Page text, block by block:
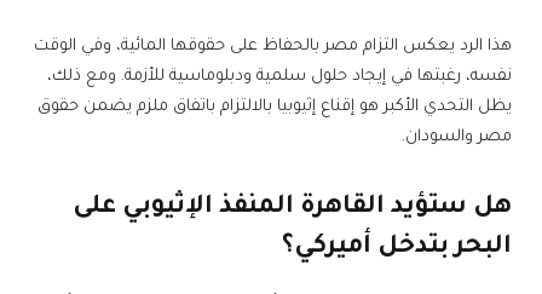
هذا الرد يعكس التزام مصر بالحفاظ على حقوقها المائية، وفي الوقت
نفسه، رغبتها في إيجاد حلول سلمية ودبلوماسية للأزمة. ومع ذلك،
يظل التحدي الأكبر هو إقناع إثيوبيا بالالتزام باتفاق ملزم يضمن حقوق
مصر والسودان.
هل ستؤيد القاهرة المنفذ الإثيوبي على
البحر بتدخل أميركي؟